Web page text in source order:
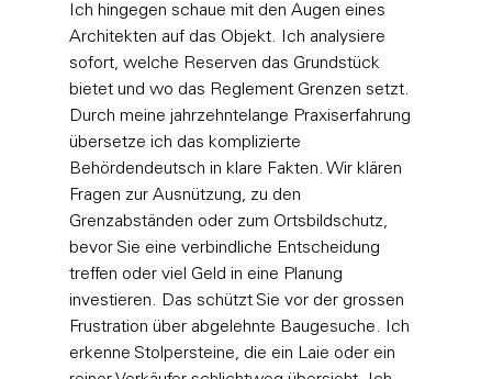
Ich hingegen schaue mit den Augen eines
Architekten auf das Objekt. Ich analysiere
sofort, welche Reserven das Grundstück
bietet und wo das Reglement Grenzen setzt.
Durch meine jahrzehntelange Praxiserfahrung
übersetze ich das komplizierte
Behördendeutsch in klare Fakten. Wir klären
Fragen zur Ausnützung, zu den
Grenzabständen oder zum Ortsbildschutz,
bevor Sie eine verbindliche Entscheidung
treffen oder viel Geld in eine Planung
investieren. Das schützt Sie vor der grossen
Frustration über abgelehnte Baugesuche. Ich
erkenne Stolpersteine, die ein Laie oder ein